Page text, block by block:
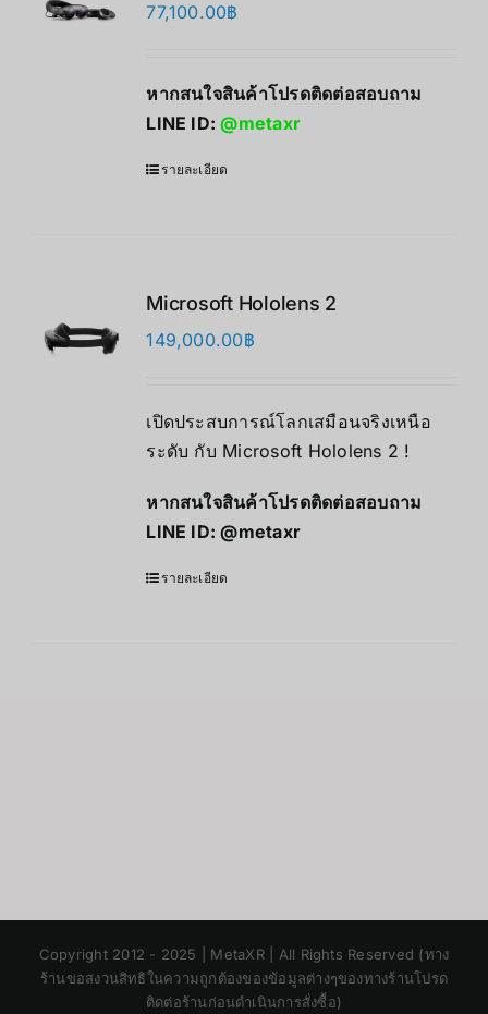
77,100.00฿
หากสนใจสินค้าโปรดติดต่อสอบถาม
LINE ID:@metaxr
รายละเอียด
Microsoft Hololens 2
149,000.00฿
เปิดประสบการณ์โลกเสมือนจริงเหนือ
ระดับ กับ Microsoft Hololens 2 !
หากสนใจสินค้าโปรดติดต่อสอบถาม
LINE ID:@metaxr
รายละเอียด
Copyright 2012 - 2025 | MetaXR | All Rights Reserved (ทาง
ร้านขอสงวนสิทธิในความถูกต้องของข้อมูลต่างๆของทางร้านโปรด
ติดต่อร้านก่อนดำเนินการสั่งซื้อ)Chinese